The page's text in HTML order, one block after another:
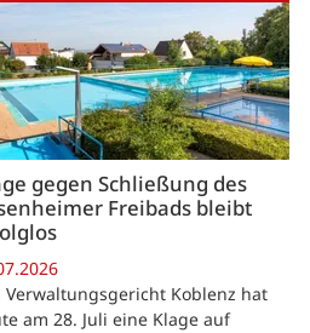
gegen Schließung des
Freibads bleibt
Verwaltungsgericht Koblenz hat
am 28. Juli eine Klage auf